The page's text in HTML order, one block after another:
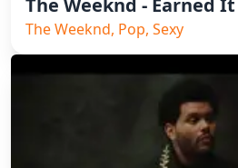
The Weeknd - Earned It
The Weeknd, Pop, Sexy